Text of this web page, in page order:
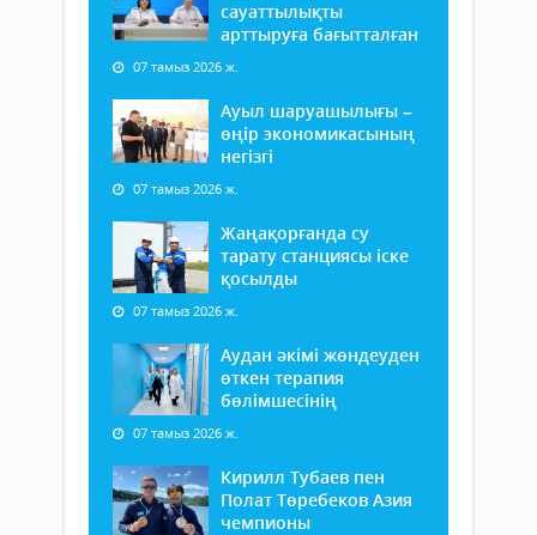
сауаттылықты
арттыруға бағытталған
07 тамыз 2026 ж.
Ауыл шаруашылығы –
өңір экономикасының
негізгі
07 тамыз 2026 ж.
Жаңақорғанда су
тарату станциясы іске
қосылды
07 тамыз 2026 ж.
Аудан әкімі жөндеуден
өткен терапия
бөлімшесінің
07 тамыз 2026 ж.
Кирилл Тубаев пен
Полат Төребеков Азия
чемпионы